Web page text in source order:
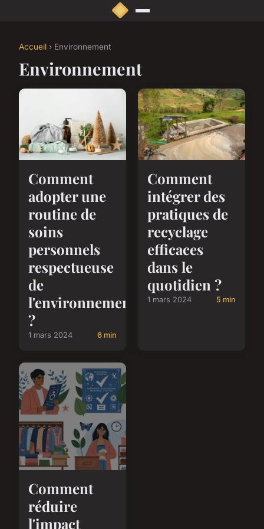
Accueil › Environnement
Environnement
Comment
adopter une
routine de
soins
personnels
respectueuse
de
l'environnement
?
1 mars 2024 6 min
Comment
intégrer des
pratiques de
recyclage
efficaces
dans le
quotidien ?
1 mars 2024 5 min
Comment
réduire
l'impact